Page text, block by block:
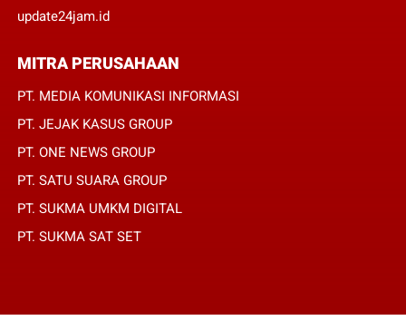
update24jam.id
MITRA PERUSAHAAN
PT. MEDIA KOMUNIKASI INFORMASI
PT. JEJAK KASUS GROUP
PT. ONE NEWS GROUP
PT. SATU SUARA GROUP
PT. SUKMA UMKM DIGITAL
PT. SUKMA SAT SET